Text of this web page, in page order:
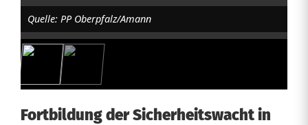
h
e
Quelle: PP Oberpfalz/Amann
Fortbildung der Sicherheitswacht in